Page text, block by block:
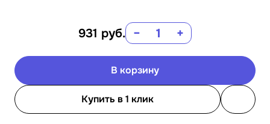
931 руб. − +
В корзину
Купить в 1 клик